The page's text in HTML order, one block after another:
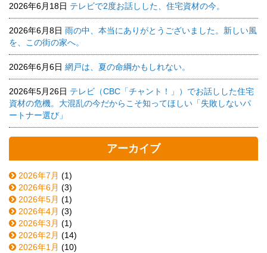
2026年6月18日 テレビで2度お話しした、住宅資材の今。
2026年6月8日 雨の中、本当にありがとうございました。新しい風
を、この街の家へ。
2026年6月6日 網戸は、夏の命綱かもしれない。
2026年5月26日 テレビ（CBC「チャント！」）でお話しした住宅
資材の危機。大混乱の今だからこそ知ってほしい「失敗しないパ
ートナー選び」
アーカイブ
2026年7月 (1)
2026年6月 (3)
2026年5月 (1)
2026年4月 (3)
2026年3月 (1)
2026年2月 (14)
2026年1月 (10)